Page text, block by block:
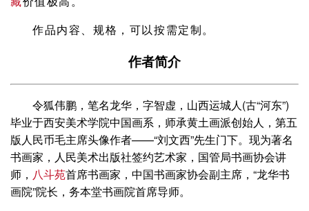
作品内容、规格，可以按需定制。
作者简介
令狐伟鹏，笔名龙华，字智虚，山西运城人(古“河东”)
毕业于西安美术学院中国画系，师承黄土画派创始人，第五
版人民币毛主席头像作者——“刘文西”先生门下。现为著名
书画家，人民美术出版社签约艺术家，国管局书画协会讲
师， 八斗苑首席书画家，中国书画家协会副主席，“龙华书
画院”院长，务本堂书画院首席导师。